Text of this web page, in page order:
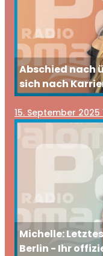
Abschied nach
sich nach
15. September 2025
Michelle:
Berlin - Ihr